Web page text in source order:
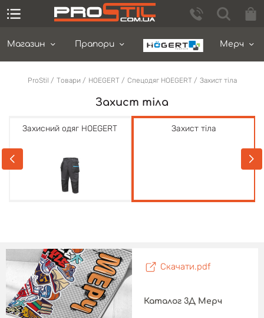
Магазин Прапори Мерч
ProStil Товари HOEGERT Спецодяг HOEGERT Захист тіла
Захист тіла
Захисний одяг HOEGERT Захист тіла
Скачати.pdf
Каталог 3Д Мерч